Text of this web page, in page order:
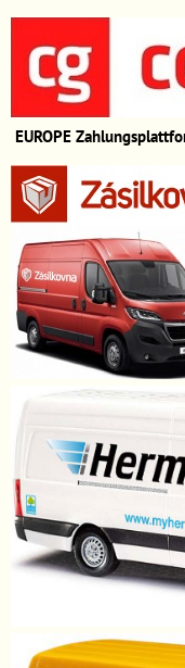
EUROPE